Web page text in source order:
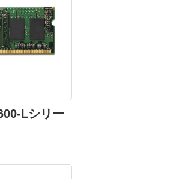
Lシリー